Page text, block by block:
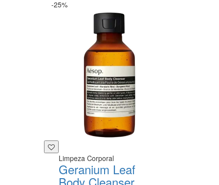
-25%
Limpeza Corporal
Geranium Leaf
Body Cleanser